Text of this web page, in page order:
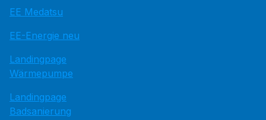
EE Medatsu
EE-Energie neu
Landingpage
Wärmepumpe
Landingpage
Badsanierung